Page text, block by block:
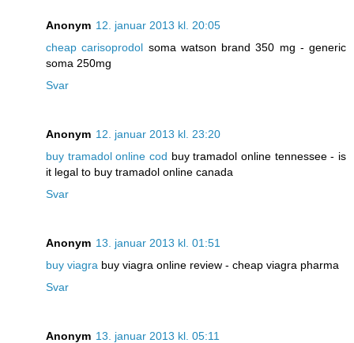
Anonym 12. januar 2013 kl. 20:05
cheap carisoprodol soma watson brand 350 mg - generic
soma 250mg
Svar
Anonym 12. januar 2013 kl. 23:20
buy tramadol online cod buy tramadol online tennessee - is
it legal to buy tramadol online canada
Svar
Anonym 13. januar 2013 kl. 01:51
buy viagra buy viagra online review - cheap viagra pharma
Svar
Anonym 13. januar 2013 kl. 05:11